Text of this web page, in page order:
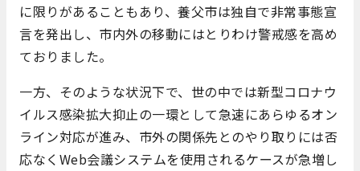
に限りがあることもあり、養父市は独自で非常事態宣
言を発出し、市内外の移動にはとりわけ警戒感を高め
ておりました。
一方、そのような状況下で、世の中では新型コロナウ
イルス感染拡大抑止の一環として急速にあらゆるオン
ライン対応が進み、市外の関係先とのやり取りには否
応なくWeb会議システムを使用されるケースが急増し